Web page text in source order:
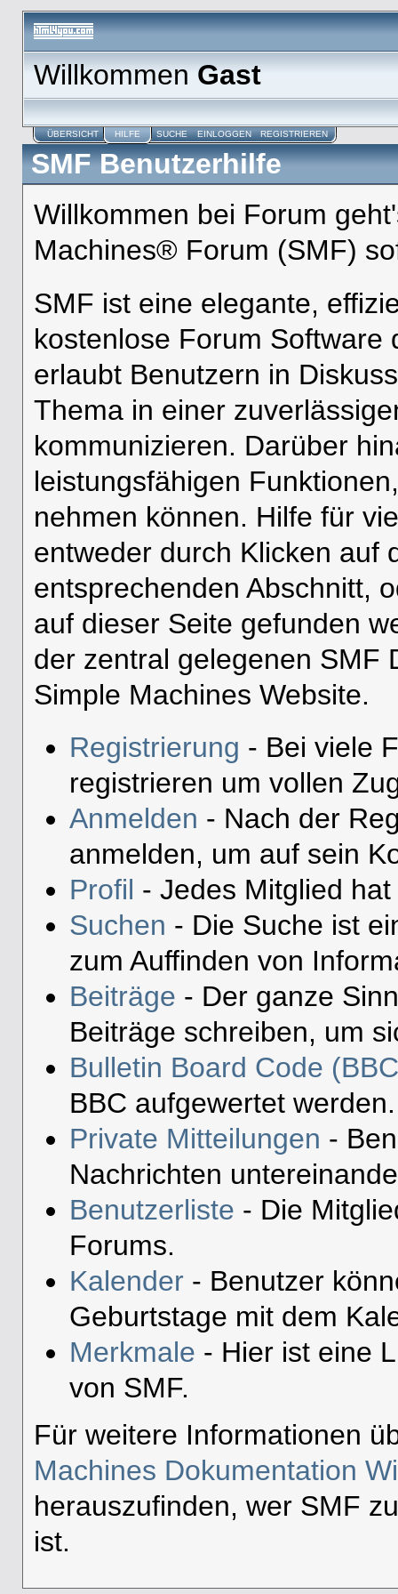
WillkommenGast
ÜBERSICHT HILFE SUCHE EINLOGGEN REGISTRIEREN
SMF Benutzerhilfe
Willkommen bei Forum
Machines® Forum (SMF)
SMF ist eine elegante,
kostenlose Forum Software
erlaubt Benutzern in
Thema in einer
kommunizieren. Darüber
leistungsfähigen
nehmen können. Hilfe für
entweder durch Klicken auf
entsprechenden Abschnitt,
auf dieser Seite gefunden
der zentral gelegenen SMF
Simple Machines Website.
Registrierung - Bei viele
registrieren um vollen
Anmelden - Nach der
anmelden, um auf sein
Profil - Jedes Mitglied
Suchen - Die Suche ist
zum Auffinden von
Beiträge - Der ganze
Beiträge schreiben, um
Bulletin Board Code
BBC aufgewertet werden.
Private Mitteilungen -
Nachrichten
Benutzerliste - Die
Forums.
Kalender - Benutzer
Geburtstage mit dem
Merkmale - Hier ist eine
von SMF.
Für weitere Informationen
Machines Dokumentation
herauszufinden, wer SMF
ist.